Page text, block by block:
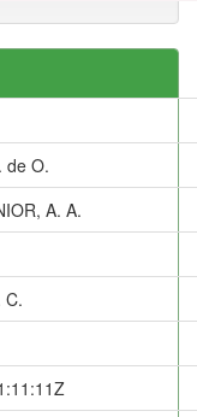
de O.
A. A.
C.